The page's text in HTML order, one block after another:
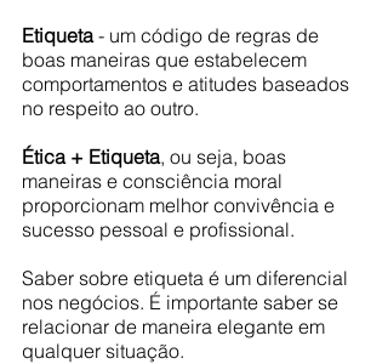
Etiqueta - um código de regras de
boas maneiras que estabelecem
comportamentos e atitudes baseados
no respeito ao outro.
Ética + Etiqueta, ou seja, boas
maneiras e consciência moral
proporcionam melhor convivência e
sucesso pessoal e profissional.
Saber sobre etiqueta é um diferencial
nos negócios. É importante saber se
relacionar de maneira elegante em
qualquer situação.